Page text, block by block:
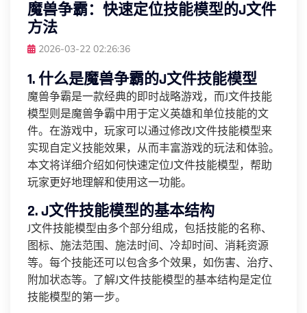
魔兽争霸：快速定位技能模型的J文件
方法
2026-03-22 02:26:36
1. 什么是魔兽争霸的J文件技能模型
魔兽争霸是一款经典的即时战略游戏，而J文件技能
模型则是魔兽争霸中用于定义英雄和单位技能的文
件。在游戏中，玩家可以通过修改J文件技能模型来
实现自定义技能效果，从而丰富游戏的玩法和体验。
本文将详细介绍如何快速定位J文件技能模型，帮助
玩家更好地理解和使用这一功能。
2. J文件技能模型的基本结构
J文件技能模型由多个部分组成，包括技能的名称、
图标、施法范围、施法时间、冷却时间、消耗资源
等。每个技能还可以包含多个效果，如伤害、治疗、
附加状态等。了解J文件技能模型的基本结构是定位
技能模型的第一步。